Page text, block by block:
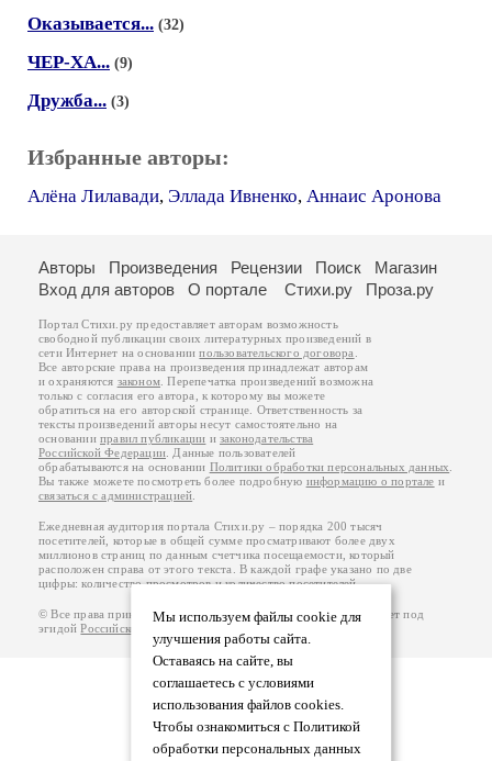
Оказывается... (32)
ЧЕР-ХА... (9)
Дружба... (3)
Избранные авторы:
Алёна Лилавади, Эллада Ивненко, Аннаис Аронова
Мы используем файлы cookie для
улучшения работы сайта.
Оставаясь на сайте, вы
соглашаетесь с условиями
использования файлов cookies.
Чтобы ознакомиться с Политикой
обработки персональных данных
Авторы Произведения Рецензии Поиск
Магазин
Вход для авторов
О портале Стихи.ру Проза.ру
Портал Стихи.ру предоставляет авторам возможность
свободной публикации своих литературных произведений в
сети Интернет на основаниипользовательского договора
Все авторские права на произведения принадлежат авторам
и охраняются законом . Перепечатка произведений возможна
только с согласия его автора, к которому вы можете
обратиться на его авторской странице. Ответственность за
тексты произведений авторы несут самостоятельно на
основанииправил публикации изаконодательства
Российской Федерации . Данные пользователей
обрабатываются на основании Политики обработки персональных данных
Вы также можете посмотреть более подробную информацию о портале и
связаться с администрацией
Ежедневная аудитория портала Стихи.ру – порядка 200 тысяч
посетителей, которые в общей сумме просматривают более двух
миллионов страниц по данным счетчика посещаемости, который
расположен справа от этого текста. В каждой графе указано по две
цифры: количество просмотров и количество посетителей.
© Все права принадлежат авторам, 2000-2026. Портал работает под
эгидойРоссийского союза писателей 18+